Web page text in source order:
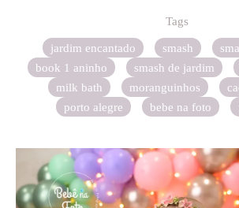
Tags
jardim encantado
smash
book 1 aninho
smash de jardim
milk bath
moranguinhos
porto alegre
bebe na foto